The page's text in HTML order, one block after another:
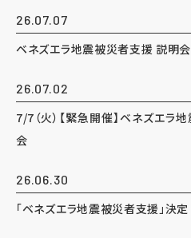
26.07.07
ベネズエラ地震被災者支援 説明
26.07.02
7/7（火）【緊急開催】ベネズエ
会
26.06.30
「ベネズエラ地震被災者支援」決定